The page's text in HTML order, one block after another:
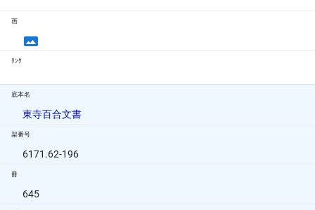
画
ﾘﾝｸ
底本名
東寺百合文書
架番号
6171.62-196
冊
645